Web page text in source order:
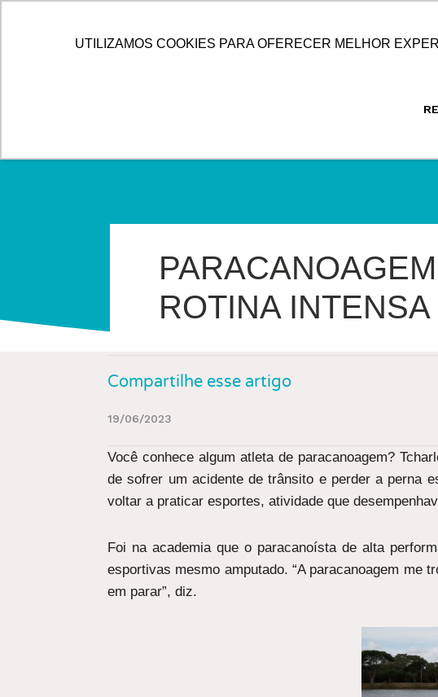
UTILIZAMOS COOKIES PARA OFERECER MELHOR
HOME ALLOG SOLUÇÕES
ROTINA
Compartilhe esse artigo
19/06/2023
Você conhece algum atleta de paracanoagem?
de sofrer um acidente de trânsito e perder a perna
voltar a praticar esportes, atividade que
Foi na academia que o paracanoísta de alta
esportivas mesmo amputado. “A paracanoagem me
em parar”, diz.